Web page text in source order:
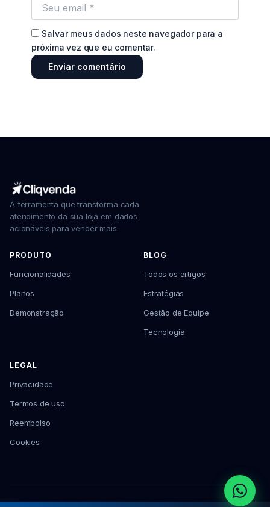
Salvar meus dados neste navegador para a
próxima vez que eu comentar.
A ferramenta que transforma cada
atendimento da sua loja em dados
acionáveis para vender mais.
PRODUTO
Funcionalidades
Planos
Demonstração
BLOG
Todos os artigos
Estratégias
Gestão de Equipe
Tecnologia
LEGAL
Privacidade
Termos de uso
Reembolso
Cookies